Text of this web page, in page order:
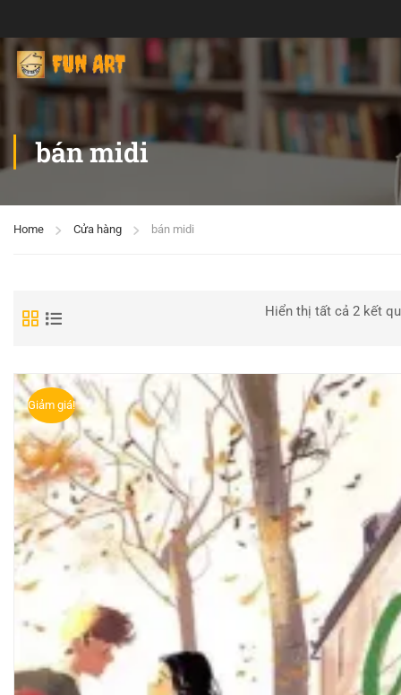
bán midi
Home Cửa hàng bán midi
Hiển thị tất cả 2 kết
Giảm giá!